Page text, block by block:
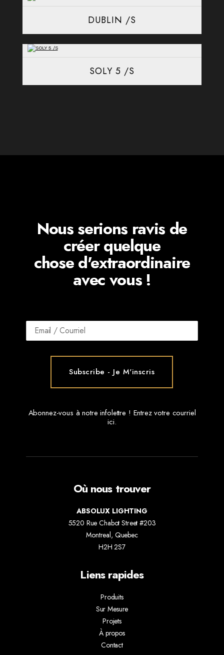
DUBLIN /S
SOLY 5 /S
Nous serions ravis de
créer quelque
chose d'extraordinaire
avec vous !
Abonnez-vous à notre infolettre ! Entrez votre courriel
ici.
Où nous trouver
ABSOLUX LIGHTING
5520 Rue Chabot Street #203
Montreal, Quebec
H2H 2S7
Liens rapides
Produits
Sur Mesure
Projets
À propos
Contact